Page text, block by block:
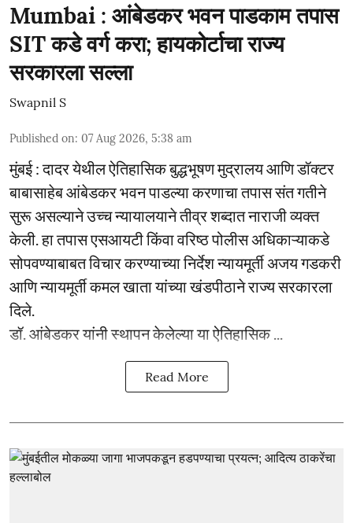
Mumbai : आंबेडकर भवन पाडकाम तपास
SIT कडे वर्ग करा; हायकोर्टाचा राज्य
सरकारला सल्ला
Swapnil S
Published on: 07 Aug 2026, 5:38 am
मुंबई : दादर येथील ऐतिहासिक बुद्धभूषण मुद्रालय आणि डॉक्टर
बाबासाहेब आंबेडकर भवन पाडल्या करणाचा तपास संत गतीने
सुरू असल्याने उच्च न्यायालयाने तीव्र शब्दात नाराजी व्यक्त
केली. हा तपास एसआयटी किंवा वरिष्ठ पोलीस अधिकाऱ्याकडे
सोपवण्याबाबत विचार करण्याच्या निर्देश न्यायमूर्ती अजय गडकरी
आणि न्यायमूर्ती कमल खाता यांच्या खंडपीठाने राज्य सरकारला
दिले.
डॉ. आंबेडकर यांनी स्थापन केलेल्या या ऐतिहासिक ...
Read More